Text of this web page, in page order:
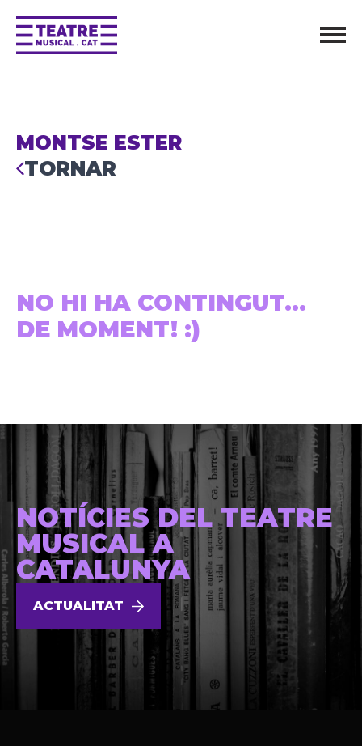
MONTSE ESTER
TORNAR
NO HI HA CONTINGUT...
DE MOMENT! :)
NOTÍCIES DEL TEATRE
MUSICAL A
CATALUNYA
ACTUALITAT